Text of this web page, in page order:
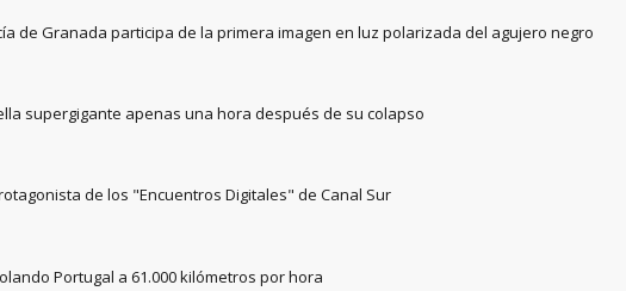
de Granada participa de la primera imagen en luz polarizada del agujero negro
supergigante apenas una hora después de su colapso
de los "Encuentros Digitales" de Canal Sur
Portugal a 61.000 kilómetros por hora